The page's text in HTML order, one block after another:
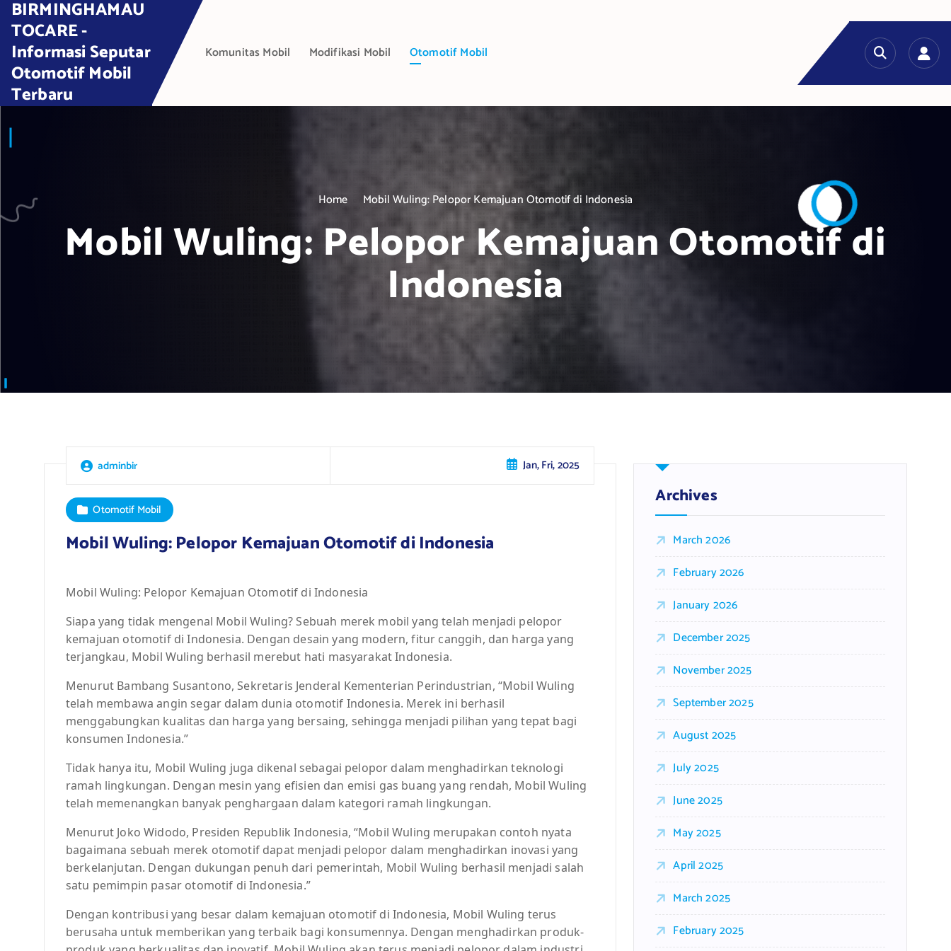
t
BIRMINGHAMAU
TOCARE -
Informasi Seputar
Otomotif Mobil
Terbaru
Komunitas Mobil Modifikasi Mobil Otomotif Mobil
Home Mobil Wuling: Pelopor Kemajuan Otomotif di Indonesia
Mobil Wuling: Pelopor Kemajuan Otomotif di
Indonesia
adminbir Jan, Fri, 2025
Otomotif Mobil
Mobil Wuling: Pelopor Kemajuan Otomotif di Indonesia
Mobil Wuling: Pelopor Kemajuan Otomotif di Indonesia
Siapa yang tidak mengenal Mobil Wuling? Sebuah merek mobil yang telah menjadi pelopor
kemajuan otomotif di Indonesia. Dengan desain yang modern, fitur canggih, dan harga yang
terjangkau, Mobil Wuling berhasil merebut hati masyarakat Indonesia.
Menurut Bambang Susantono, Sekretaris Jenderal Kementerian Perindustrian, “Mobil Wuling
telah membawa angin segar dalam dunia otomotif Indonesia. Merek ini berhasil
menggabungkan kualitas dan harga yang bersaing, sehingga menjadi pilihan yang tepat bagi
konsumen Indonesia.”
Tidak hanya itu, Mobil Wuling juga dikenal sebagai pelopor dalam menghadirkan teknologi
ramah lingkungan. Dengan mesin yang efisien dan emisi gas buang yang rendah, Mobil Wuling
telah memenangkan banyak penghargaan dalam kategori ramah lingkungan.
Menurut Joko Widodo, Presiden Republik Indonesia, “Mobil Wuling merupakan contoh nyata
bagaimana sebuah merek otomotif dapat menjadi pelopor dalam menghadirkan inovasi yang
berkelanjutan. Dengan dukungan penuh dari pemerintah, Mobil Wuling berhasil menjadi salah
satu pemimpin pasar otomotif di Indonesia.”
Dengan kontribusi yang besar dalam kemajuan otomotif di Indonesia, Mobil Wuling terus
berusaha untuk memberikan yang terbaik bagi konsumennya. Dengan menghadirkan produk-
Archives
March 2026
February 2026
January 2026
December 2025
November 2025
September 2025
August 2025
July 2025
June 2025
May 2025
April 2025
March 2025
February 2025